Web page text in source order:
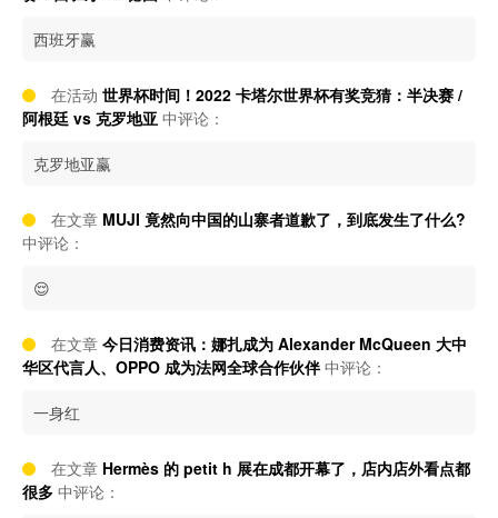
西班牙赢
在活动 世界杯时间！2022 卡塔尔世界杯有奖竞猜：半决赛 /
阿根廷 vs 克罗地亚 中评论：
克罗地亚赢
在文章 MUJI 竟然向中国的山寨者道歉了，到底发生了什么?
中评论：
😌
在文章 今日消费资讯：娜扎成为 Alexander McQueen 大中
华区代言人、OPPO 成为法网全球合作伙伴中评论：
一身红
在文章 Hermès 的 petit h 展在成都开幕了，店内店外看点都
很多 中评论：